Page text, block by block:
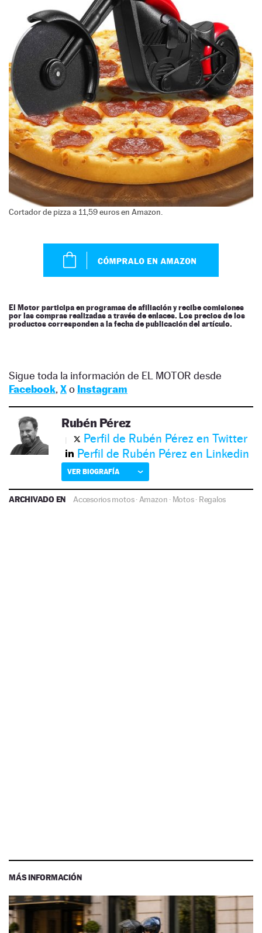
Cortador de pizza a 11,59 euros en Amazon.
El Motor participa en programas de afiliación y recibe comisiones
por las compras realizadas a través de enlaces. Los precios de los
productos corresponden a la fecha de publicación del artículo.
Sigue toda la información de EL MOTOR desde
Facebook, Xo Instagram
Rubén Pérez
Perfil de Rubén Pérez en Twitter
Perfil de Rubén Pérez en Linkedin
VER BIOGRAFÍA
ARCHIVADO EN Accesorios motos·Amazon · Motos· Regalos
MÁS INFORMACIÓN